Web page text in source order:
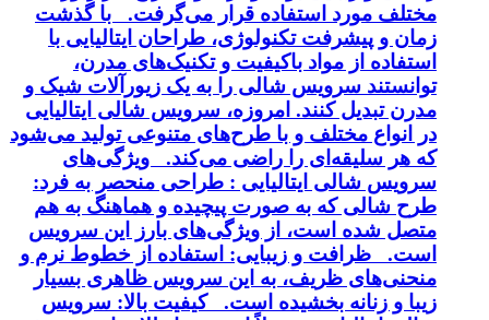
مختلف مورد استفاده قرار می‌گرفت. با گذشت
زمان و پیشرفت تکنولوژی، طراحان ایتالیایی با
استفاده از مواد باکیفیت و تکنیک‌های مدرن،
توانستند سرویس شالی را به یک زیورآلات شیک و
مدرن تبدیل کنند. امروزه، سرویس شالی ایتالیایی
در انواع مختلف و با طرح‌های متنوعی تولید می‌شود
که هر سلیقه‌ای را راضی می‌کند. ویژگی‌های
سرویس شالی ایتالیایی : طراحی منحصر به فرد:
طرح شالی که به صورت پیچیده و هماهنگ به هم
متصل شده است، از ویژگی‌های بارز این سرویس
است. ظرافت و زیبایی: استفاده از خطوط نرم و
منحنی‌های ظریف، به این سرویس ظاهری بسیار
زیبا و زنانه بخشیده است. کیفیت بالا: سرویس